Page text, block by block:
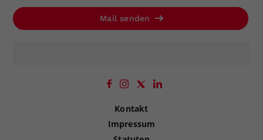
Mail senden
Kontakt
Impressum